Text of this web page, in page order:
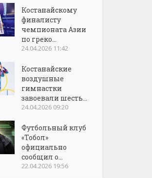
Костанайскому
финалисту
чемпионата Азии
по греко...
24.04.2026 11:42
Костанайские
воздушные
гимнастки
завоевали шесть...
24.04.2026 09:20
Футбольный клуб
«Тобол»
официально
сообщил о...
22.04.2026 19:56